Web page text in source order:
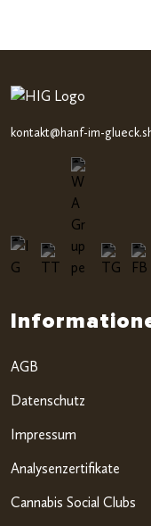
kontakt@hanf-im-
AGB
Datenschutz
Impressum
Analysenzertifikate
Cannabis Social Clubs